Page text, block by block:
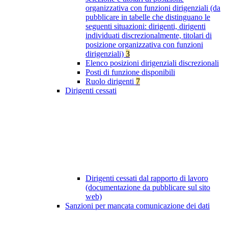
organizzativa con funzioni dirigenziali (da
pubblicare in tabelle che distinguano le
seguenti situazioni: dirigenti, dirigenti
individuati discrezionalmente, titolari di
posizione organizzativa con funzioni
dirigenziali) 3
Elenco posizioni dirigenziali discrezionali
Posti di funzione disponibili
Ruolo dirigenti 7
Dirigenti cessati
Dirigenti cessati dal rapporto di lavoro
(documentazione da pubblicare sul sito
web)
Sanzioni per mancata comunicazione dei dati